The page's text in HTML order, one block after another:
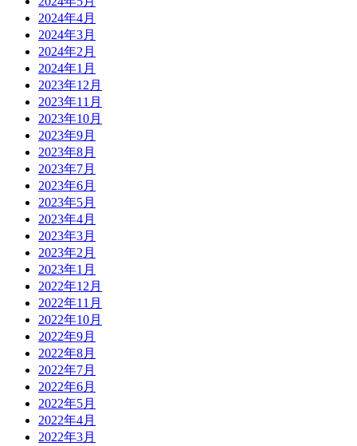
2024年4月
2024年3月
2024年2月
2024年1月
2023年12月
2023年11月
2023年10月
2023年9月
2023年8月
2023年7月
2023年6月
2023年5月
2023年4月
2023年3月
2023年2月
2023年1月
2022年12月
2022年11月
2022年10月
2022年9月
2022年8月
2022年7月
2022年6月
2022年5月
2022年4月
2022年3月